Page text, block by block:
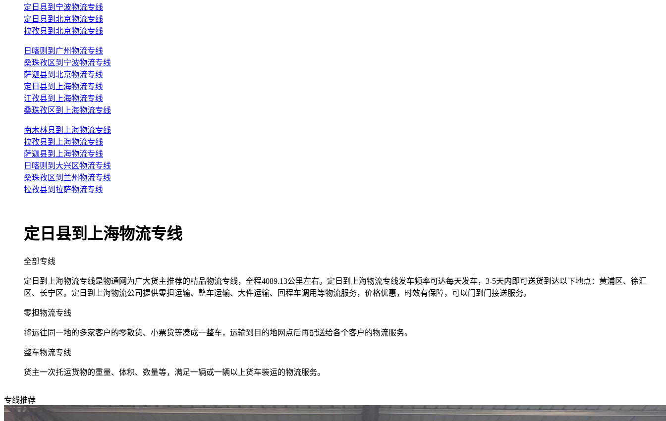
定日县到宁波物流专线
定日县到北京物流专线
拉孜县到北京物流专线
日喀则到广州物流专线
桑珠孜区到宁波物流专线
萨迦县到北京物流专线
定日县到上海物流专线
江孜县到上海物流专线
桑珠孜区到上海物流专线
南木林县到上海物流专线
拉孜县到上海物流专线
萨迦县到上海物流专线
日喀则到大兴区物流专线
桑珠孜区到兰州物流专线
拉孜县到拉萨物流专线
定日县到上海物流专线
全部专线
定日到上海物流专线是物通网为广大货主推荐的精品物流专线，全程4089.13公里左右。定日到上海物流专线发车频率可达每天发车，3-5天内即可送货到达以下地点：黄浦区、徐汇
区、长宁区。定日到上海物流公司提供零担运输、整车运输、大件运输、回程车调用等物流服务，价格优惠，时效有保障，可以门到门接送服务。
零担物流专线
将运往同一地的多家客户的零散货、小票货等凑成一整车，运输到目的地网点后再配送给各个客户的物流服务。
整车物流专线
货主一次托运货物的重量、体积、数量等，满足一辆或一辆以上货车装运的物流服务。
专线推荐